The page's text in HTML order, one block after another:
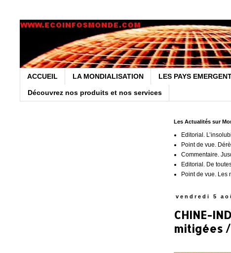
ACCUEIL LA MONDIALISATION LES PAYS
Découvrez nos produits et nos services
Les Actualités sur
Editorial.
Point de vue.
Commentaire.
Editorial. De
Point de vue. Les
vendredi 5
CHINE-
mitigées